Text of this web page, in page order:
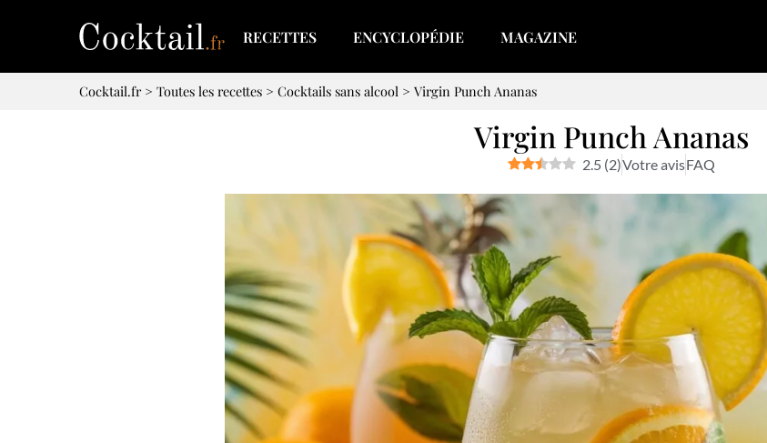
RECETTES ENCYCLOPÉDIE MAGAZINE
Cocktail.fr> Toutes les recettes > Cocktails sans alcool > Virgin Punch Ananas
Virgin Punch Ananas
2.5 (2)Votre avisFAQ